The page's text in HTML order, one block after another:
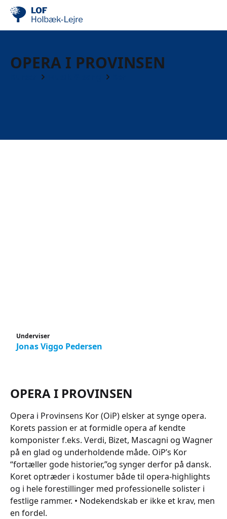
OPERA I PROVINSEN
Underviser
Jonas Viggo Pedersen
OPERA I PROVINSEN
Opera i Provinsens Kor (OiP) elsker at synge opera.
Korets passion er at formidle opera af kendte
komponister f.eks. Verdi, Bizet, Mascagni og Wagner
på en glad og underholdende måde. OiP’s Kor
“fortæller gode historier,”og synger derfor på dansk.
Koret optræder i kostumer både til opera-highlights
og i hele forestillinger med professionelle solister i
festlige rammer. • Nodekendskab er ikke et krav, men
en fordel.